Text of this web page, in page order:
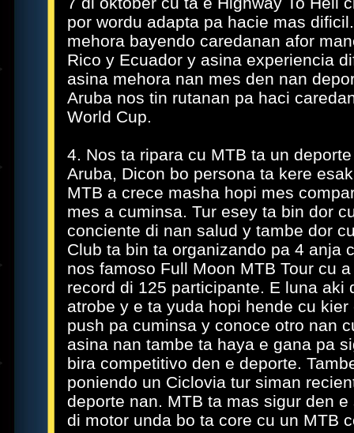
por wordu adapta pa hacie mas
mehora bayendo caredanan afor
Rico y Ecuador y asina experiencia
asina mehora nan mes den nan
Aruba nos tin rutanan pa haci
World Cup.
4. Nos ta ripara cu MTB ta un
Aruba, Dicon bo persona ta kere
MTB a crece masha hopi mes
mes a cuminsa. Tur esey ta bin dor
conciente di nan salud y tambe dor
Club ta bin ta organizando pa 4 anja
nos famoso Full Moon MTB Tour cu
record di 125 participante. E luna aki
atrobe y e ta yuda hopi hende cu
push pa cuminsa y conoce otro nan
asina nan tambe ta haya e gana pa
bira competitivo den e deporte.
poniendo un Ciclovia tur siman
deporte nan. MTB ta mas sigur den
di motor unda bo ta core cu un MTB